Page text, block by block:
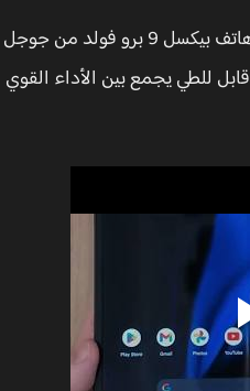
بهذه المواصفات المتقدمة، يعد هاتف بيكسل 9 برو فولد من جوجل
للطي يجمع بين الأداء القوي